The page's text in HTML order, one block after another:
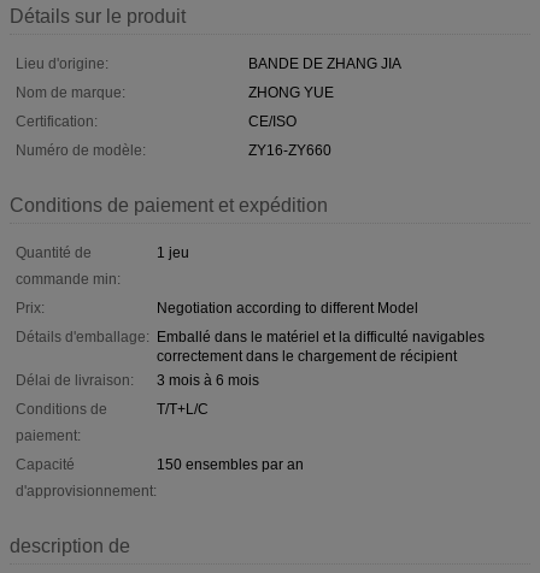
Détails sur le produit
Lieu d'origine:
BANDE DE ZHANG JIA
Nom de marque:
ZHONG YUE
Certification:
CE/ISO
Numéro de modèle:
ZY16-ZY660
Conditions de paiement et expédition
Quantité de
commande min:
1 jeu
Prix:
Negotiation according to different Model
Détails d'emballage: Emballé dans le matériel et la difficulté navigables
correctement dans le chargement de récipient
Délai de livraison:
3 mois à 6 mois
Conditions de
paiement:
T/T+L/C
Capacité
d'approvisionnement:
150 ensembles par an
description de